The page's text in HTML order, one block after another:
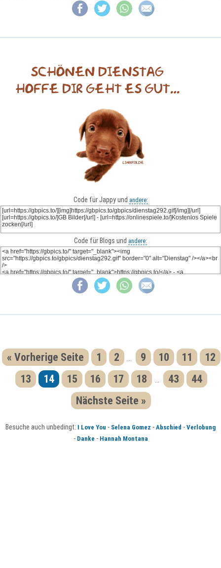
Code für Jappy und andere:
Code für Blogs und andere:
« Vorherige Seite 1 2 9 10 11
12
13
14 15 16 17 18 43
44
Nächste Seite »
Besuche auch unbedingt: I Love You - Selena Gomez - Abschied - Verlobung
- Danke - Hannah Montana